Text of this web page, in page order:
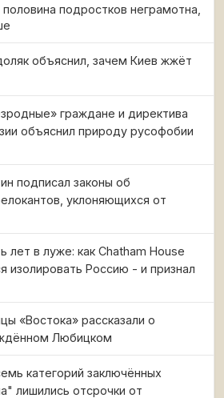
подростков неграмотна,
объяснил, зачем Киев жжёт
граждане и директива
объяснил природу русофобии
подписал законы об
уклоняющихся от
лет в луже: как Chatham House
изолировать Россию - и признал
«Востока» рассказали о
Любицком
категорий заключённых
лишились отсрочки от